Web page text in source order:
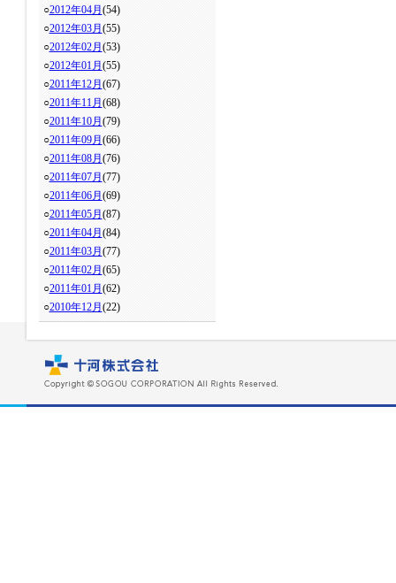
○2012年04月 (54)
○2012年03月 (55)
○2012年02月 (53)
○2012年01月 (55)
○2011年12月 (67)
○2011年11月 (68)
○2011年10月 (79)
○2011年09月 (66)
○2011年08月 (76)
○2011年07月 (77)
○2011年06月 (69)
○2011年05月 (87)
○2011年04月 (84)
○2011年03月 (77)
○2011年02月 (65)
○2011年01月 (62)
○2010年12月 (22)